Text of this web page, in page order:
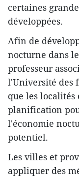
certaines
développées.
Afin de
nocturne dans
professeur
l'Université des
que les
planification
l'économie
potentiel.
Les villes et
appliquer des